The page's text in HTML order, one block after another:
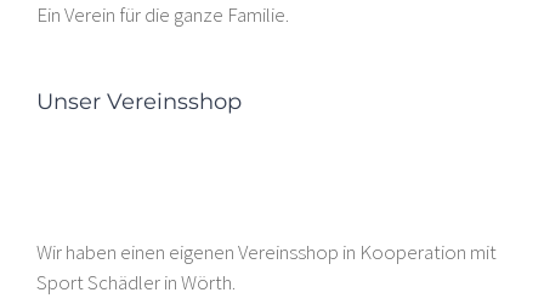
Ein Verein für die ganze Familie.
Unser Vereinsshop
Wir haben einen eigenen Vereinsshop in Kooperation mit
Sport Schädler in Wörth.